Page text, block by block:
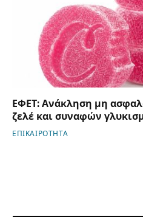
ΕΦΕΤ: Ανάκληση μη
ζελέ και συναφών
ΕΠΙΚΑΙΡΟΤΗΤΑ